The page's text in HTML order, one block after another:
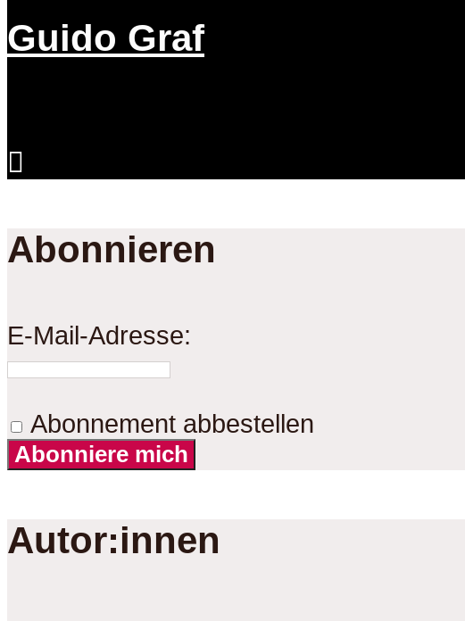
Guido Graf
Abonnieren
E-Mail-Adresse:
Abonnement abbestellen
Abonniere mich
Autor:innen